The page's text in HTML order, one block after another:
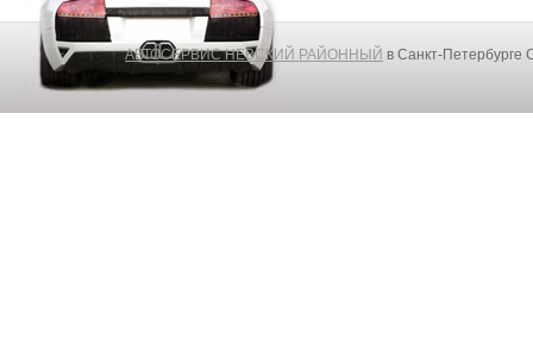
АВТОСЕРВИС НЕВСКИЙ РАЙОННЫЙ в Санкт-Петербурге